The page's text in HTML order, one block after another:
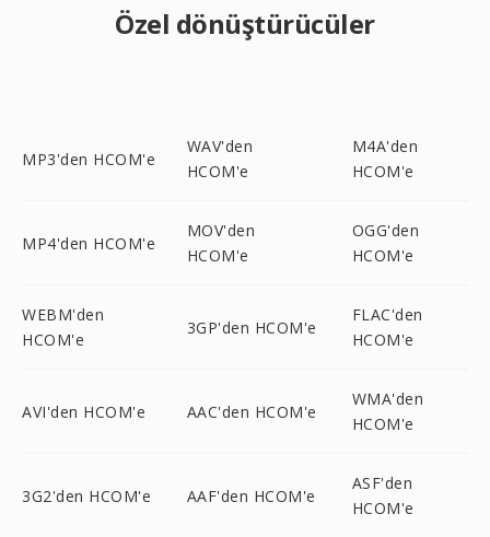
Özel dönüştürücüler
MP3'den HCOM'e
WAV'den
HCOM'e
M4A'den
HCOM'e
MP4'den HCOM'e
MOV'den
HCOM'e
OGG'den
HCOM'e
WEBM'den
HCOM'e
3GP'den HCOM'e
FLAC'den
HCOM'e
AVI'den HCOM'e AAC'den HCOM'e
WMA'den
HCOM'e
3G2'den HCOM'e AAF'den HCOM'e
ASF'den
HCOM'e